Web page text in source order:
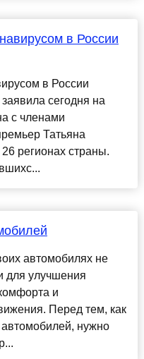
в России
в России
сегодня на
с членами
Татьяна
регионах страны.
автомобилях не
для улучшения
и
Перед тем, как
нужно